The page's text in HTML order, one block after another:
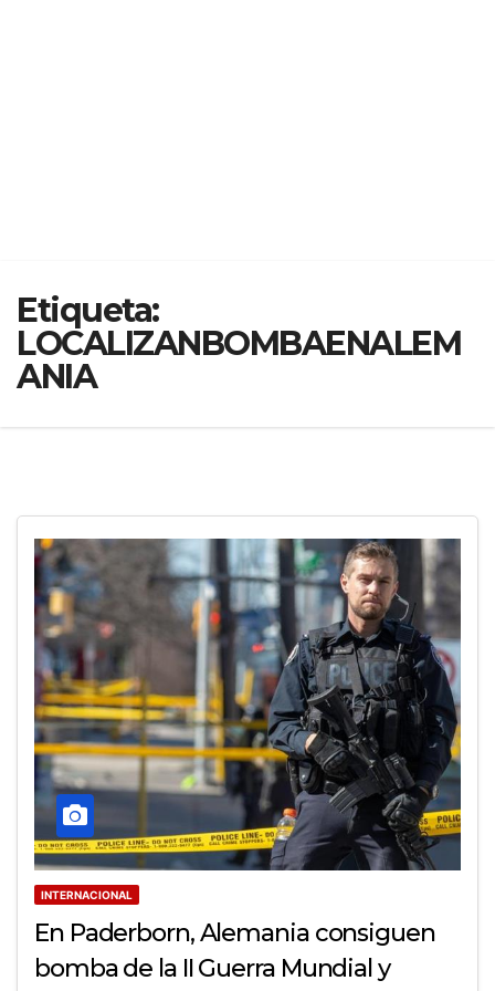
Etiqueta:
LOCALIZANBOMBAENALEM
ANIA
INTERNACIONAL
En Paderborn, Alemania consiguen
bomba de la II Guerra Mundial y